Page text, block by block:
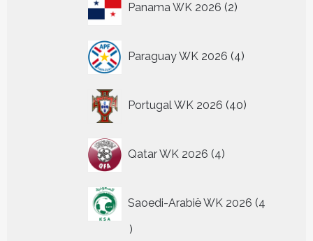
Panama WK 2026 2
producten
Paraguay WK 2026 4
producten
Portugal WK 2026 40
producten
Qatar WK 2026 4
producten
Saoedi-Arabië WK 2026 4
4